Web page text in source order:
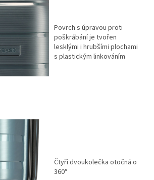
Povrch s úpravou proti
poškrábání je tvořen
lesklými i hrubšími plochami
s plastickým linkováním
Čtyři dvoukolečka otočná o
360°